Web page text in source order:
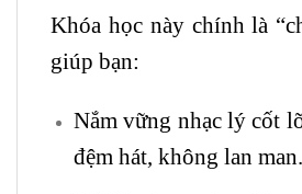
Khóa học này chính là
giúp bạn:
Nắm vững nhạc lý cốt
đệm hát, không lan man.